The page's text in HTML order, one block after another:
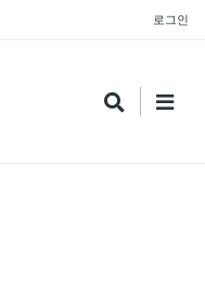
로그인